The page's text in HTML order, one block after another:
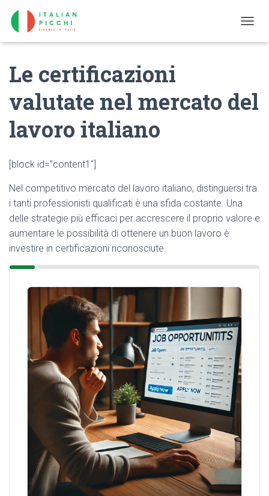
O
N
A
O
Le certificazioni
valutate nel mercato del
lavoro italiano
[block id=”content1″]
Nel competitivo mercato del lavoro italiano, distinguersi tra
i tanti professionisti qualificati è una sfida costante. Una
delle strategie più efficaci per accrescere il proprio valore e
aumentare le possibilità di ottenere un buon lavoro è
investire in certificazioni riconosciute.